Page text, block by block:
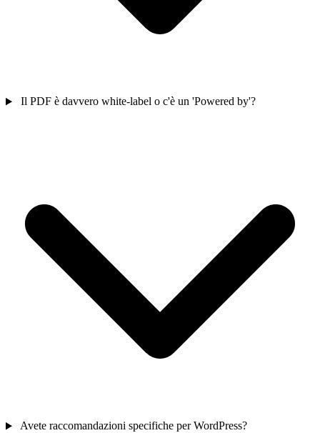
Il PDF è davvero white-label o c'è un 'Powered by'?
Avete raccomandazioni specifiche per WordPress?